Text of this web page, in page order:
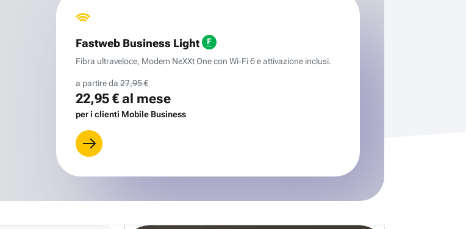
Fastweb Business Light
Fibra ultraveloce, Modem NeXXt One con Wi‑Fi 6 e attivazione inclusi.
a partire da 27,95 €
22,95 €al mese
per i clienti Mobile Business